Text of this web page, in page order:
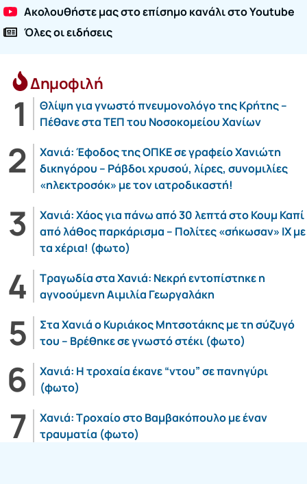
Ακολουθήστε μας στο επίσημο κανάλι στο Youtube
Όλες οι ειδήσεις
Δημοφιλή
Θλίψη για γνωστό πνευμονολόγο της Κρήτης –
Πέθανε στα ΤΕΠ του Νοσοκομείου Χανίων
Χανιά: Έφοδος της ΟΠΚΕ σε γραφείο Χανιώτη
δικηγόρου – Ράβδοι χρυσού, λίρες, συνομιλίες
«ηλεκτροσόκ» με τον ιατροδικαστή!
Χανιά: Χάος για πάνω από 30 λεπτά στο Κουμ Καπί
από λάθος παρκάρισμα – Πολίτες «σήκωσαν» ΙΧ με
τα χέρια! (φωτο)
Τραγωδία στα Χανιά: Νεκρή εντοπίστηκε η
αγνοούμενη Αιμιλία Γεωργαλάκη
Στα Χανιά ο Κυριάκος Μητσοτάκης με τη σύζυγό
του – Βρέθηκε σε γνωστό στέκι (φωτο)
Χανιά: Η τροχαία έκανε “ντου” σε πανηγύρι
(φωτο)
Χανιά: Τροχαίο στο Βαμβακόπουλο με έναν
τραυματία (φωτο)